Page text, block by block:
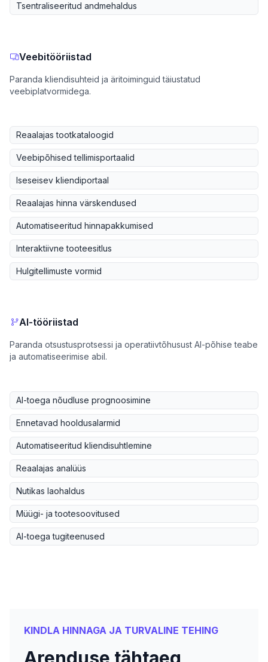
Tsentraliseeritud andmehaldus
Veebitööriistad
Paranda kliendisuhteid ja äritoiminguid täiustatud
veebiplatvormidega.
Reaalajas tootkataloogid
Veebipõhised tellimisportaalid
Iseseisev kliendiportaal
Reaalajas hinna värskendused
Automatiseeritud hinnapakkumised
Interaktiivne tooteesitlus
Hulgitellimuste vormid
AI-tööriistad
Paranda otsustusprotsessi ja operatiivtõhusust AI-põhise teabe
ja automatiseerimise abil.
AI-toega nõudluse prognoosimine
Ennetavad hooldusalarmid
Automatiseeritud kliendisuhtlemine
Reaalajas analüüs
Nutikas laohaldus
Müügi- ja tootesoovitused
AI-toega tugiteenused
KINDLA HINNAGA JA TURVALINE TEHING